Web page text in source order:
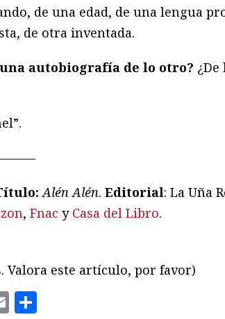
de una edad, de una lengua
de otra inventada.
autobiografía de lo otro?
Alén Alén. Editorial: La Uña
, Fnac y Casa del Libro.
Valora este artículo, por favor)
Email